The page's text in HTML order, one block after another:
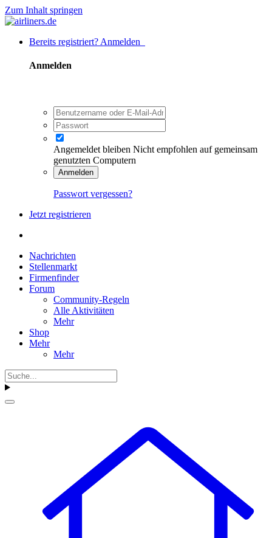
Zum Inhalt springen
Bereits registriert? Anmelden
Anmelden
Angemeldet bleiben Nicht empfohlen auf gemeinsam
genutzten Computern
Anmelden
Passwort vergessen?
Jetzt registrieren
Nachrichten
Stellenmarkt
Firmenfinder
Forum
Community-Regeln
Alle Aktivitäten
Mehr
Shop
Mehr
Mehr